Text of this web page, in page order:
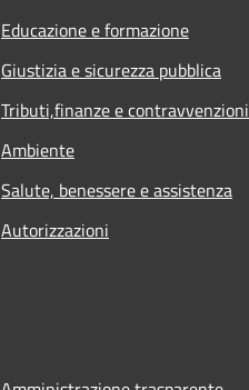
Educazione e formazione
Giustizia e sicurezza pubblica
Tributi,finanze e contravvenzioni
Ambiente
Salute, benessere e assistenza
Autorizzazioni